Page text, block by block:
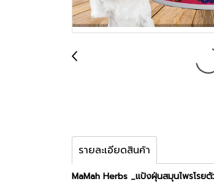
รายละเอียดสินค้า
MaMah Herbs _แป้งฝุ่นสมุนไพรโรย